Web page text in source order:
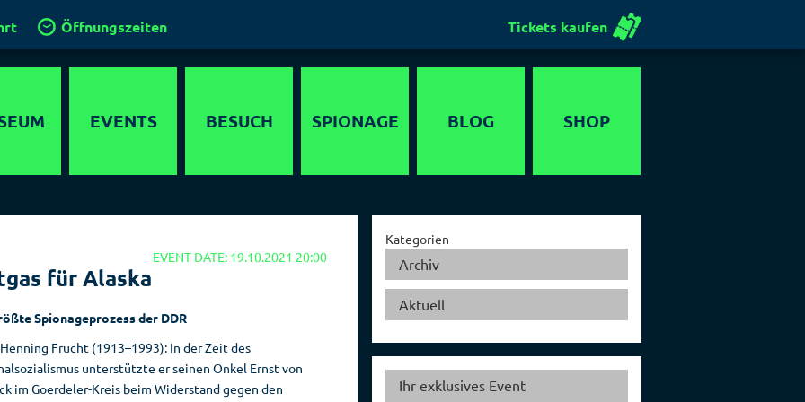
Öffnungszeiten Tickets kaufen
in Berlin
EVENTS BESUCH
Kinder­
geburtstage
SPIONAGE
Geheimdienste
BLOG SHOP
Kategorien
Archiv
Aktuell
Ihr exklusives Event
EVENT DATE: 19.10.2021 20:00
für Alaska
Spionageprozess der DDR
Frucht (1913–1993): In der Zeit des
unterstützte er seinen Onkel Ernst von
im Goerdeler-Kreis beim Widerstand gegen den